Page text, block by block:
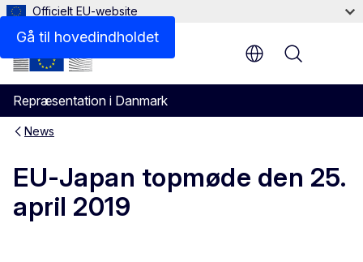
Gå til hovedindholdet
Officielt EU-website
Repræsentation i Danmark
Menu
News
EU-Japan topmøde den 25.
april 2019